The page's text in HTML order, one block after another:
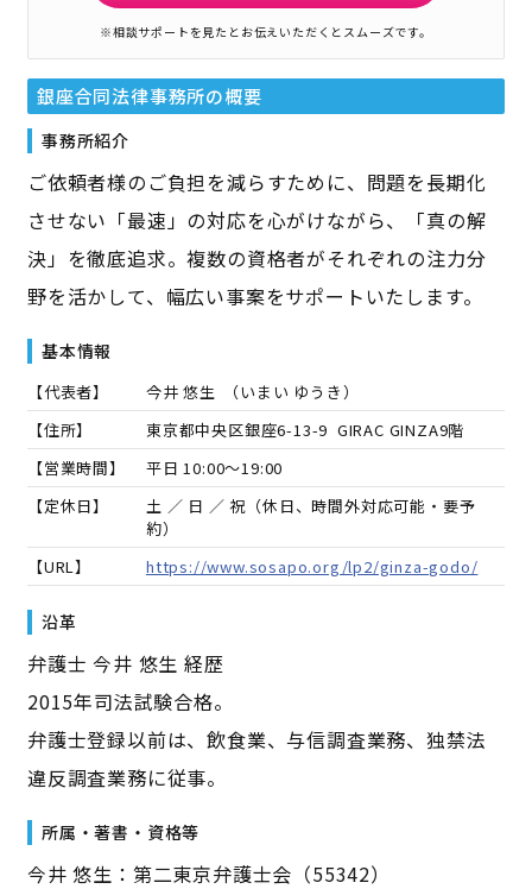
※相談サポートを見たとお伝えいただくとスムーズです。
銀座合同法律事務所の概要
事務所紹介
ご依頼者様のご負担を減らすために、問題を長期化
させない「最速」の対応を心がけながら、「真の解
決」を徹底追求。複数の資格者がそれぞれの注力分
野を活かして、幅広い事案をサポートいたします。
基本情報
【代表者】 今井 悠生 （いまい ゆうき）
【住所】
東京都中央区銀座6-13-9 GIRAC GINZA9階
【営業時間】
平日 10:00～19:00
【定休日】
土 ／ 日 ／ 祝（休日、時間外対応可能・要予
約）
【URL】
https://www.sosapo.org/lp2/ginza-godo/
沿革
弁護士 今井 悠生 経歴
2015年司法試験合格。
弁護士登録以前は、飲食業、与信調査業務、独禁法
違反調査業務に従事。
所属・著書・資格等
今井 悠生：第二東京弁護士会（55342）